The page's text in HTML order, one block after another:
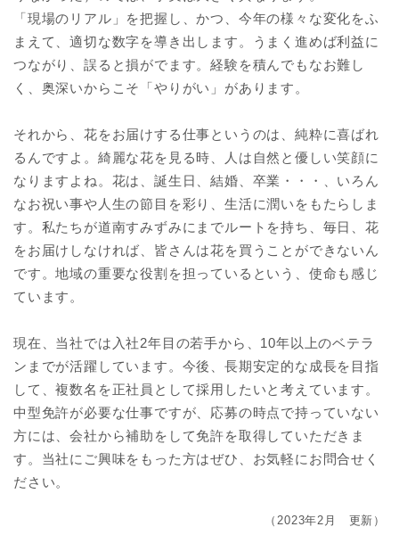
「現場のリアル」を把握し、かつ、今年の様々な変化をふ
まえて、適切な数字を導き出します。うまく進めば利益に
つながり、誤ると損がでます。経験を積んでもなお難し
く、奥深いからこそ「やりがい」があります。
それから、花をお届けする仕事というのは、純粋に喜ばれ
るんですよ。綺麗な花を見る時、人は自然と優しい笑顔に
なりますよね。花は、誕生日、結婚、卒業・・・、いろん
なお祝い事や人生の節目を彩り、生活に潤いをもたらしま
す。私たちが道南すみずみにまでルートを持ち、毎日、花
をお届けしなければ、皆さんは花を買うことができないん
です。地域の重要な役割を担っているという、使命も感じ
ています。
現在、当社では入社2年目の若手から、10年以上のベテラ
ンまでが活躍しています。今後、長期安定的な成長を目指
して、複数名を正社員として採用したいと考えています。
中型免許が必要な仕事ですが、応募の時点で持っていない
方には、会社から補助をして免許を取得していただきま
す。当社にご興味をもった方はぜひ、お気軽にお問合せく
ださい。
（2023年2月 更新）